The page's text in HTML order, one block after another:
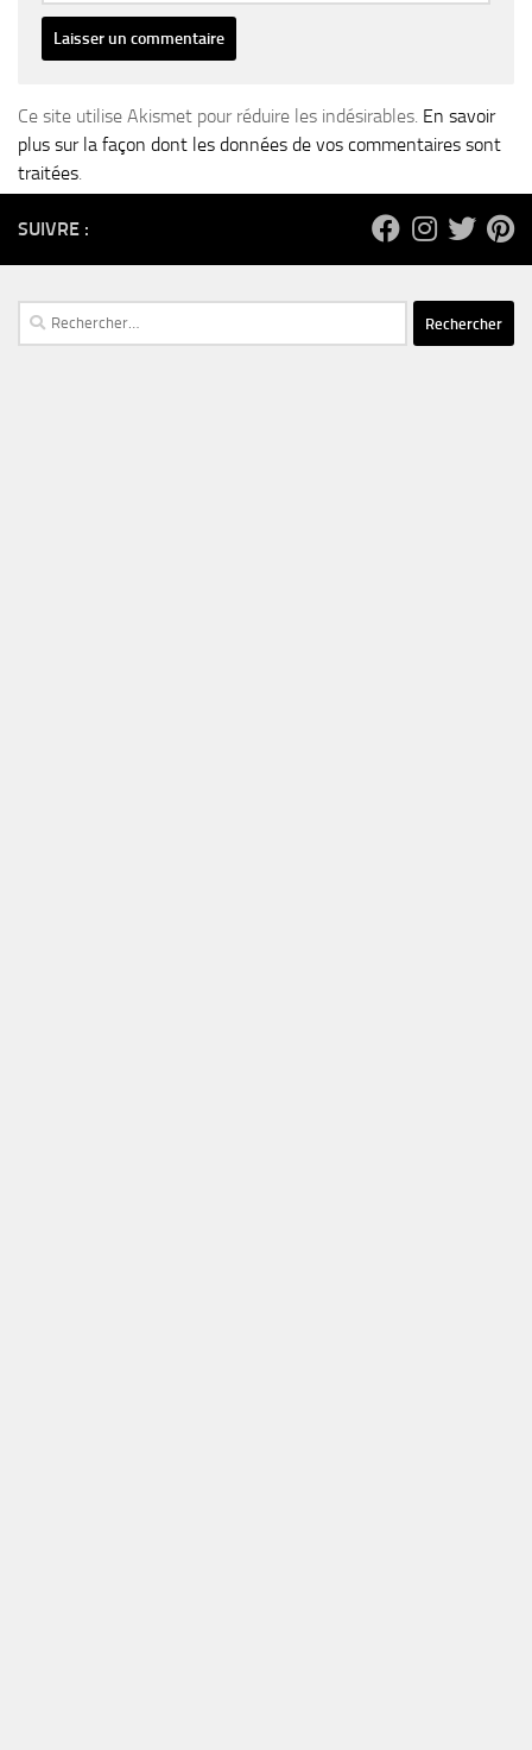
Ce site utilise Akismet pour réduire les indésirables. En savoir
plus sur la façon dont les données de vos commentaires sont
traitées.
SUIVRE :
Rechercher :